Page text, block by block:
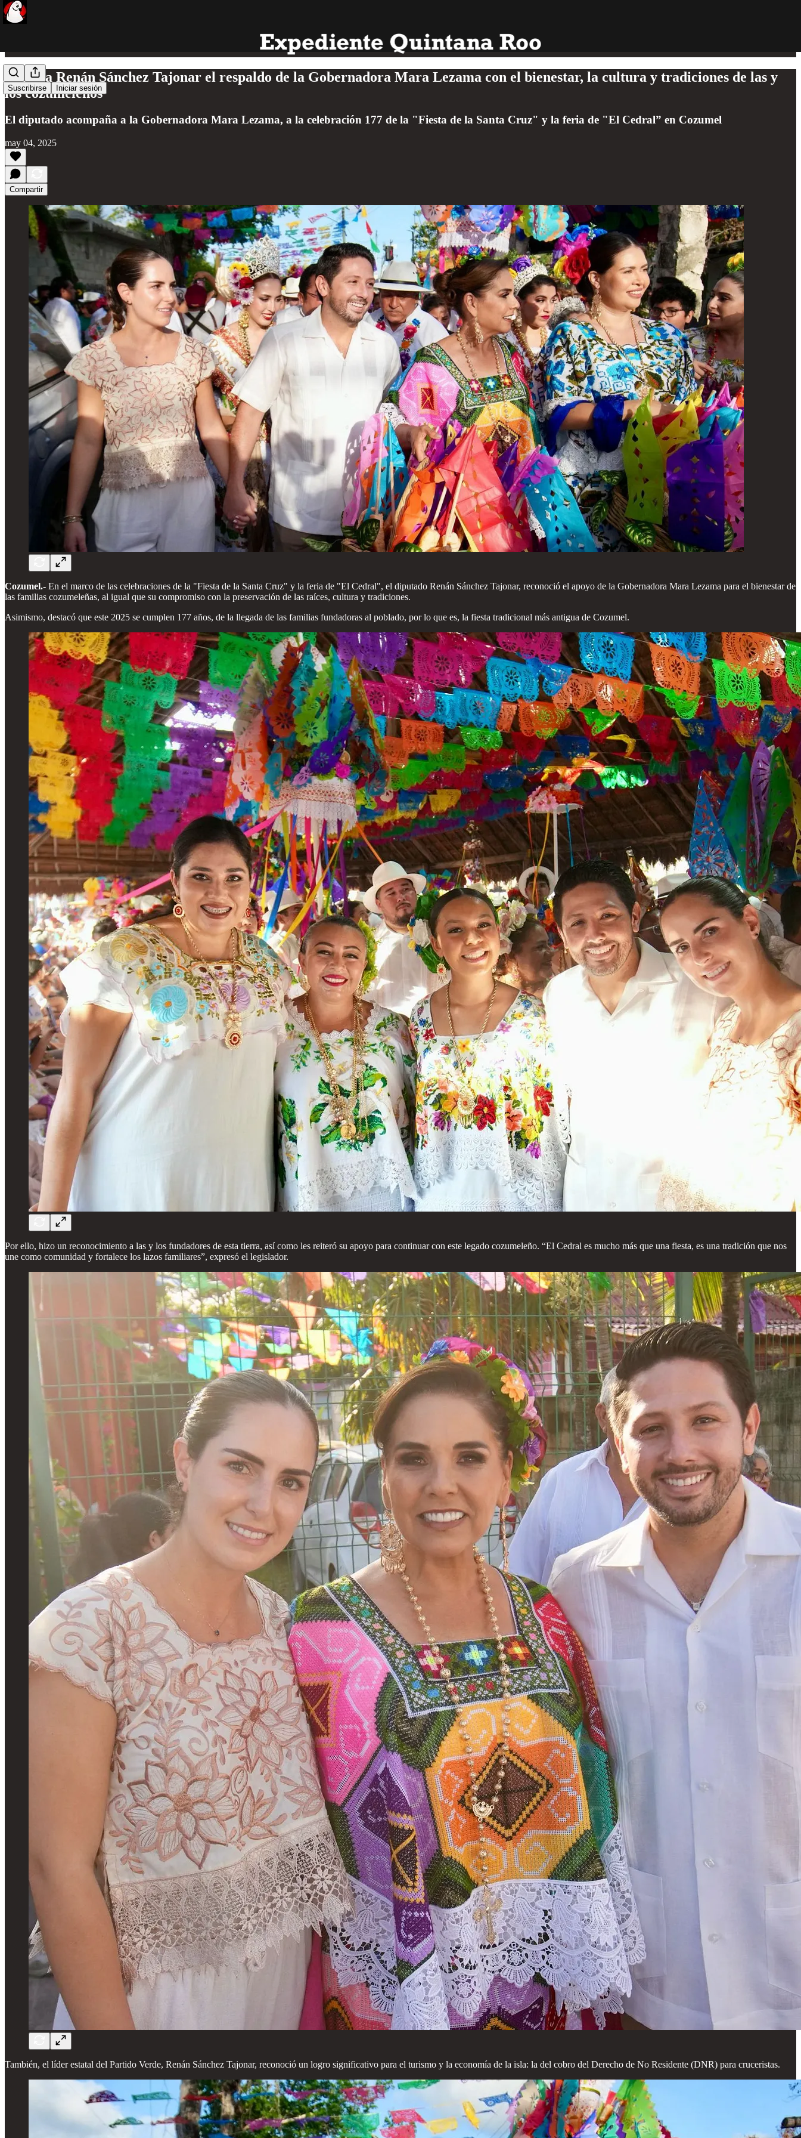
Suscribirse Iniciar sesión
Destaca Renán Sánchez Tajonar el respaldo de la Gobernadora Mara Lezama con el bienestar, la cultura y tradiciones de las y
los cozumeleños
El diputado acompaña a la Gobernadora Mara Lezama, a la celebración 177 de la "Fiesta de la Santa Cruz" y la feria de "El Cedral” en Cozumel
may 04, 2025
Compartir
Cozumel.- En el marco de las celebraciones de la "Fiesta de la Santa Cruz" y la feria de "El Cedral", el diputado Renán Sánchez Tajonar, reconoció el apoyo de la Gobernadora Mara Lezama para el bienestar de
las familias cozumeleñas, al igual que su compromiso con la preservación de las raíces, cultura y tradiciones.
Asimismo, destacó que este 2025 se cumplen 177 años, de la llegada de las familias fundadoras al poblado, por lo que es, la fiesta tradicional más antigua de Cozumel.
Por ello, hizo un reconocimiento a las y los fundadores de esta tierra, así como les reiteró su apoyo para continuar con este legado cozumeleño. “El Cedral es mucho más que una fiesta, es una tradición que nos
une como comunidad y fortalece los lazos familiares”, expresó el legislador.
También, el líder estatal del Partido Verde, Renán Sánchez Tajonar, reconoció un logro significativo para el turismo y la economía de la isla: la del cobro del Derecho de No Residente (DNR) para cruceristas.